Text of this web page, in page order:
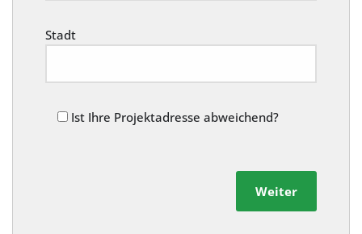
Stadt
Ist Ihre Projektadresse abweichend?
Weiter